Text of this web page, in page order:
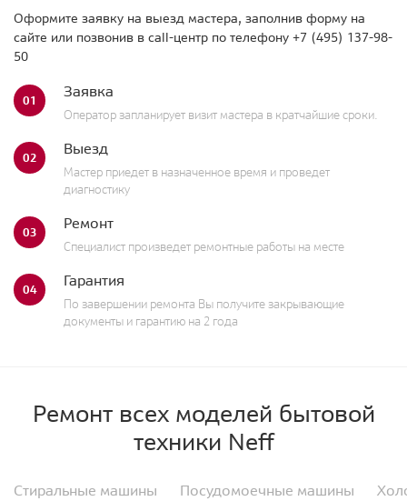
Оформите заявку на выезд мастера, заполнив форму на
сайте или позвонив в call-центр по телефону +7 (495) 137-98-
50
01 Заявка
Оператор запланирует визит мастера в кратчайшие сроки.
02 Выезд
Мастер приедет в назначенное время и проведет
диагностику
03 Ремонт
Специалист произведет ремонтные работы на месте
04 Гарантия
По завершении ремонта Вы получите закрывающие
документы и гарантию на 2 года
Ремонт всех моделей бытовой
техники Neff
Стиральные машины Посудомоечные машины